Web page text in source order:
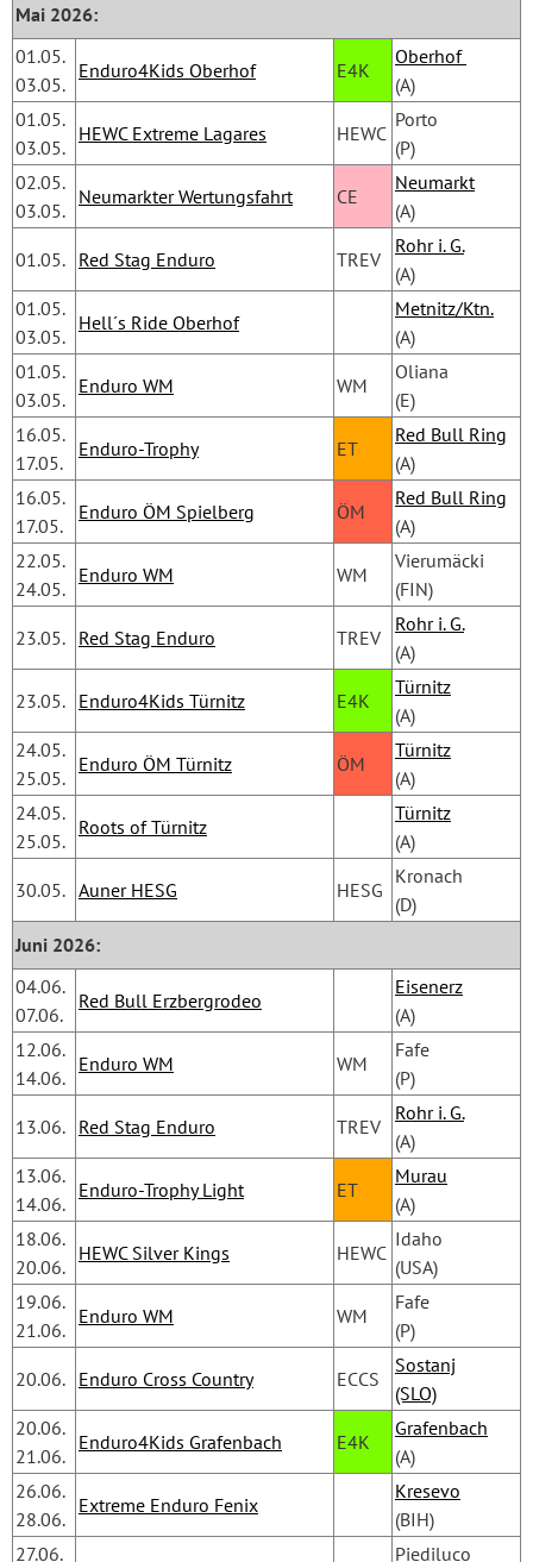
Mai 2026:
01.05.
03.05.
Enduro4Kids Oberhof E4K
Oberhof
(A)
01.05.
03.05.
HEWC Extreme Lagares HEWC
Porto
(P)
02.05.
03.05.
Neumarkter Wertungsfahrt CE
Neumarkt
(A)
01.05. Red Stag Enduro TREV
Rohr i. G.
(A)
01.05.
03.05.
Hell´s Ride Oberhof
Metnitz/Ktn.
(A)
01.05.
03.05.
Enduro WM WM
Oliana
(E)
16.05.
17.05.
Enduro-Trophy ET
Red Bull Ring
(A)
16.05.
17.05.
Enduro ÖM Spielberg ÖM
Red Bull Ring
(A)
22.05.
24.05.
Enduro WM WM
Vierumäcki
(FIN)
23.05. Red Stag Enduro TREV
Rohr i. G.
(A)
23.05. Enduro4Kids Türnitz E4K
Türnitz
(A)
24.05.
25.05.
Enduro ÖM Türnitz ÖM
Türnitz
(A)
24.05.
25.05.
Roots of Türnitz
Türnitz
(A)
30.05. Auner HESG HESG
Kronach
(D)
Juni 2026:
04.06.
07.06.
Red Bull Erzbergrodeo
Eisenerz
(A)
12.06.
14.06.
Enduro WM WM
Fafe
(P)
13.06. Red Stag Enduro TREV
Rohr i. G.
(A)
13.06.
14.06.
Enduro-Trophy Light ET
Murau
(A)
18.06.
20.06.
HEWC Silver Kings HEWC
Idaho
(USA)
19.06.
21.06.
Enduro WM WM
Fafe
(P)
20.06. Enduro Cross Country ECCS
Sostanj
(SLO)
20.06.
21.06.
Enduro4Kids Grafenbach E4K
Grafenbach
(A)
26.06.
28.06.
Extreme Enduro Fenix
Kresevo
(BIH)
27.06.
Piediluco